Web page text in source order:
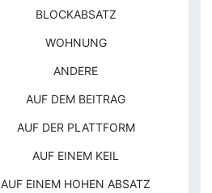
BLOCKABSATZ
WOHNUNG
ANDERE
AUF DEM BEITRAG
AUF DER PLATTFORM
AUF EINEM KEIL
AUF EINEM HOHEN ABSATZ